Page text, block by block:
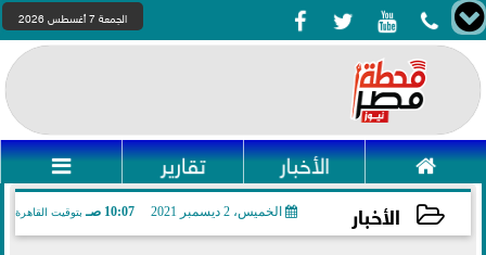
    الجمعة 7 أغسطس 2026
 الأخبار تقارير 
الأخبار الخميس، 2 ديسمبر 2021 10:07 صـ بتوقيت القاهرة